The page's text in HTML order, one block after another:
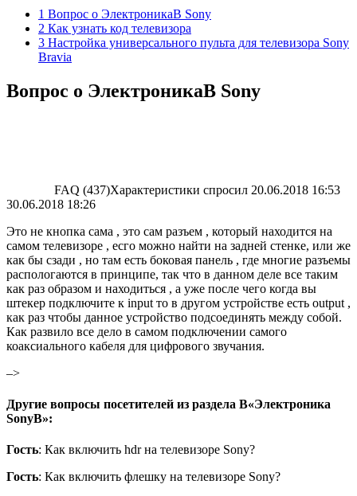
1 Вопрос о ЭлектроникаВ Sony
2 Как узнать код телевизора
3 Настройка универсального пульта для телевизора Sony
Bravia
Вопрос о ЭлектроникаВ Sony
FAQ (437)Характеристики спросил 20.06.2018 16:53
30.06.2018 18:26
Это не кнопка сама , это сам разъем , который находится на
самом телевизоре , есго можно найти на задней стенке, или же
как бы сзади , но там есть боковая панель , где многие разъемы
распологаются в принципе, так что в данном деле все таким
как раз образом и находиться , а уже после чего когда вы
штекер подключите к input то в другом устройстве есть output ,
как раз чтобы данное устройство подсоединять между собой.
Как развило все дело в самом подключении самого
коаксиального кабеля для цифрового звучания.
–>
Другие вопросы посетителей из раздела В«Электроника
SonyВ»:
Гость: Как включить hdr на телевизоре Sony?
Гость: Как включить флешку на телевизоре Sony?